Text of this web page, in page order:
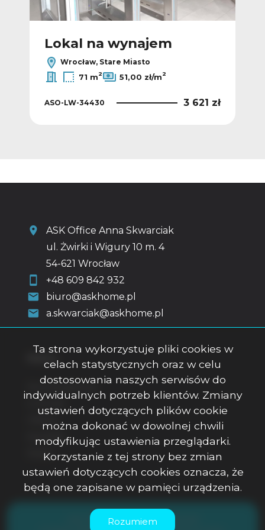
Lokal na wynajem
Wrocław, Stare Miasto
71 m2 51,00 zł/m2
ASO-LW-34430 3 621 zł
ASK Office Anna Skwarciak
ul. Żwirki i Wigury 10 m. 4
54-621 Wrocław
+48 609 842 932
biuro@askhome.pl
a.skwarciak@askhome.pl
Strona główna
O firmie
Kontakt
Rodo
ASK Office Anna Skwarciak © 2026
Ta strona wykorzystuje pliki cookies w
celach statystycznych oraz w celu
dostosowania naszych serwisów do
indywidualnych potrzeb klientów. Zmiany
ustawień dotyczących plików cookie
można dokonać w dowolnej chwili
modyfikując ustawienia przeglądarki.
Korzystanie z tej strony bez zmian
ustawień dotyczących cookies oznacza, że
będą one zapisane w pamięci urządzenia.
Rozumiem